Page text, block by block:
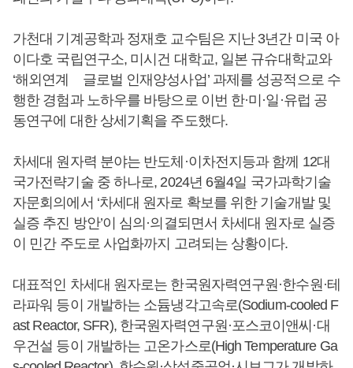
가천대 기계공학과 정재호 교수팀은 지난 3년간 미국 아
이다호 국립연구소, 미시건 대학교, 일본 규슈대학교와
‘해외연계 글로벌 인재양성사업’ 과제를 성공적으로 수
행한 경험과 노하우를 바탕으로 이번 한·미·일·유럽 공
동연구에 대한 상세기획을 주도했다.
차세대 원자력 분야는 반도체·이차전지등과 함께 12대
국가전략기술 중 하나로, 2024년 6월4일 국가과학기술
자문회의에서 ‘차세대 원자로 확보를 위한 기술개발 및
실증 추진 방안’이 심의·의결되면서 차세대 원자로 실증
이 민간 주도로 사업화까지 고려되는 상황이다.
대표적인 차세대 원자로는 한국원자력연구원·한수원·테
라파워 등이 개발하는 소듐냉각고속로(Sodium-cooled F
ast Reactor, SFR), 한국원자력연구원·포스코이앤씨·대
우건설 등이 개발하는 고온가스로(High Temperature Ga